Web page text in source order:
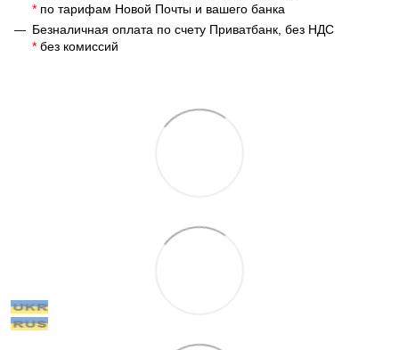
* по тарифам Новой Почты и вашего банка
Безналичная оплата по счету Приватбанк, без НДС
* без комиссий